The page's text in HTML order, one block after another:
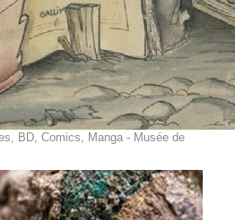
BD, Comics, Manga - Musée de